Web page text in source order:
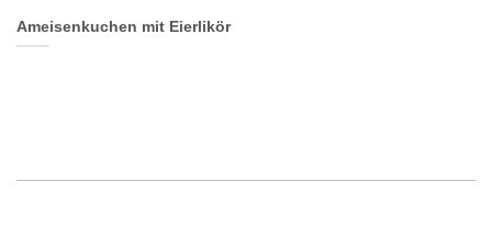
Ameisenkuchen mit Eierlikör